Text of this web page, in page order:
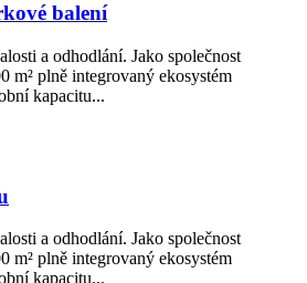
balení
a odhodlání. Jako společnost
plně integrovaný ekosystém
kapacitu...
a odhodlání. Jako společnost
plně integrovaný ekosystém
kapacitu...